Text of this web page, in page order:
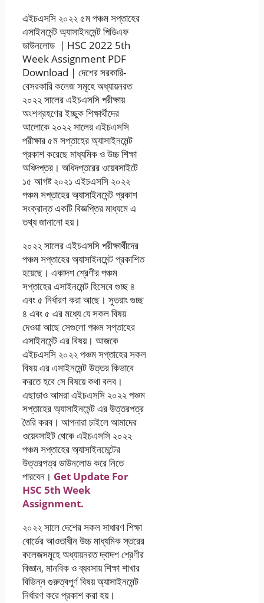
এইচএসসি ২০২২ ৫ম পঞ্চম সপ্তাহের
এসাইনমেন্ট অ্যাসাইনমেন্ট পিডিএফ
ডাউনলোড | HSC 2022 5th
Week Assignment PDF
Download | দেশের সরকারি-
বেসরকারি কলেজ সমূহে অধ্যায়নরত
২০২২ সালের এইচএসসি পরীক্ষায়
অংশগ্রহণের ইচ্ছুক শিক্ষার্থীদের
আলোকে ২০২২ সালের এইচএসসি
পরীক্ষার ৫ম সপ্তাহের অ্যাসাইনমেন্ট
প্রকাশ করেছে মাধ্যমিক ও উচ্চ শিক্ষা
অধিদপ্তর। অধিদপ্তরের ওয়েবসাইটে
১৫ আগষ্ট ২০২১ এইচএসসি ২০২২
পঞ্চম সপ্তাহের অ্যাসাইনমেন্ট প্রকাশ
সংক্রান্ত একটি বিজ্ঞপ্তির মাধ্যমে এ
তথ্য জানানো হয়।
২০২২ সালের এইচএসসি পরীক্ষার্থীদের
পঞ্চম সপ্তাহের অ্যাসাইনমেন্ট প্রকাশিত
হয়েছে। একাদশ শ্রেণীর পঞ্চম
সপ্তাহের এসাইনমেন্ট হিসেবে গুচ্ছ ৪
এবং ৫ নির্ধারণ করা আছে। সুতরাং গুচ্ছ
৪ এবং ৫ এর মধ্যে যে সকল বিষয়
দেওয়া আছে সেগুলো পঞ্চম সপ্তাহের
এসাইনমেন্ট এর বিষয়। আজকে
এইচএসসি ২০২২ পঞ্চম সপ্তাহের সকল
বিষয় এর এসাইনমেন্ট উত্তর কিভাবে
করতে হবে সে বিষয়ে কথা বলব।
এছাড়াও আমরা এইচএসসি ২০২২ পঞ্চম
সপ্তাহের অ্যাসাইনমেন্ট এর উত্তরপত্র
তৈরি করব। আপনারা চাইলে আমাদের
ওয়েবসাইট থেকে এইচএসসি ২০২২
পঞ্চম সপ্তাহের অ্যাসাইনমেন্টের
উত্তরপত্র ডাউনলোড করে নিতে
পারবেন। Get Update For
HSC 5th Week
Assignment.
২০২২ সালে দেশের সকল সাধারণ শিক্ষা
বোর্ডের আওতাধীন উচ্চ মাধ্যমিক স্তরের
কলেজসমূহে অধ্যায়নরত দ্বাদশ শ্রেণীর
বিজ্ঞান, মানবিক ও ব্যবসায় শিক্ষা শাখার
বিভিন্ন গুরুত্বপূর্ণ বিষয় অ্যাসাইনমেন্ট
নির্ধারণ করে প্রকাশ করা হয়।